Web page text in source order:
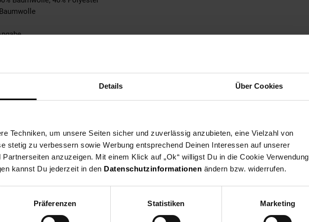
Details Über Cookies
Techniken, um unsere Seiten sicher und zuverlässig anzubieten, eine Vielzahl von
stetig zu verbessern sowie Werbung entsprechend Deinen Interessen auf unserer
anzuzeigen. Mit einem Klick auf „Ok“ willigst Du in die Cookie Verwendung
kannst Du jederzeit in den Datenschutzinformationen ändern bzw. widerrufen.
Präferenzen Statistiken Marketing
not_applicable
Polyester
100% not_applicable
not_applicable
100% not_applicable